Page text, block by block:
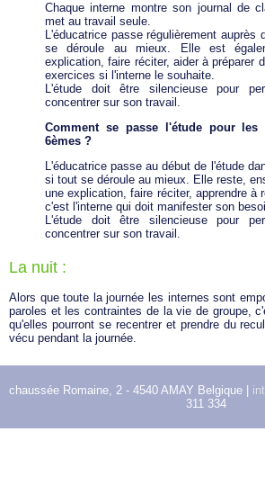
Chaque interne montre son journal de
met au travail seule.
L'éducatrice passe régulièrement
se déroule au mieux. Elle est
explication, faire réciter, aider à préparer
exercices si l'interne le souhaite.
L'étude doit être silencieuse pour
concentrer sur son travail.
Comment se passe l'étude pour les
6èmes ?
L'éducatrice passe au début de l'étude
si tout se déroule au mieux. Elle reste,
une explication, faire réciter, apprendre à
c'est l'interne qui doit manifester son
L'étude doit être silencieuse pour
concentrer sur son travail.
La nuit :
Alors que toute la journée les internes sont
paroles et les contraintes de la vie de groupe,
qu'elles pourront se recentrer et prendre du
vécu pendant la journée.
chaussée Romaine, 2 - 4540 AMAY Belgique |
311 334